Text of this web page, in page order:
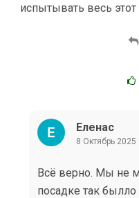
испытывать весь
Еленас
8 Октябрь 2025
Всё верно. Мы не
посадке так